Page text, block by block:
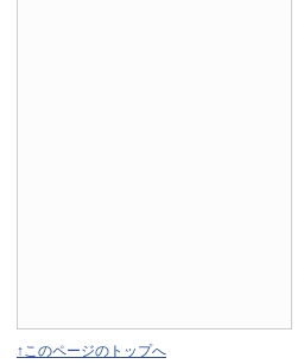
↑このページのトップへ